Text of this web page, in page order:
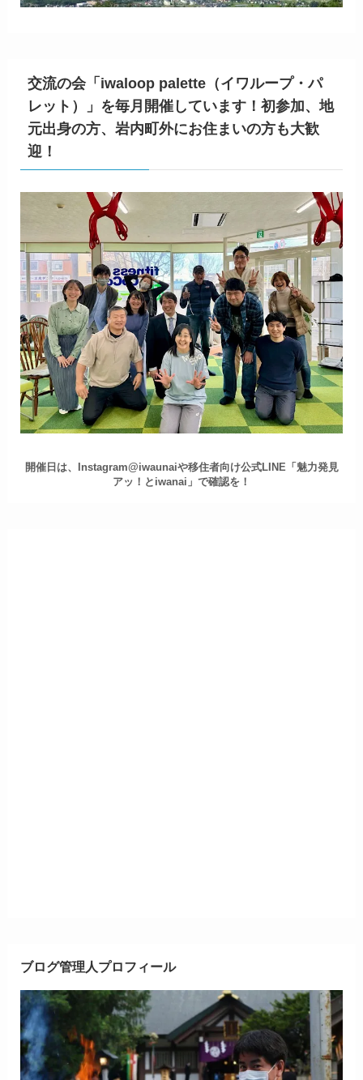
交流の会「iwaloop palette（イワループ・パ
レット）」を毎月開催しています！初参加、地
元出身の方、岩内町外にお住まいの方も大歓
迎！
開催日は、Instagram@iwaunaiや移住者向け公式LINE「魅力発見
アッ！とiwanai」で確認を！
ブログ管理人プロフィール